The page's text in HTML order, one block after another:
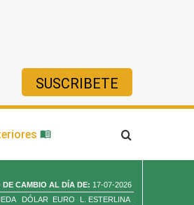
SUSCRIBETE
DE CAMBIO AL DÍA DE: 17-07-2026
DÓLAR EURO
L. ESTERLINA